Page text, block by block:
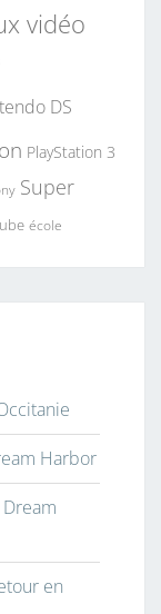
vidéo
DS
PlayStation 3
Super
école
Harbor
en